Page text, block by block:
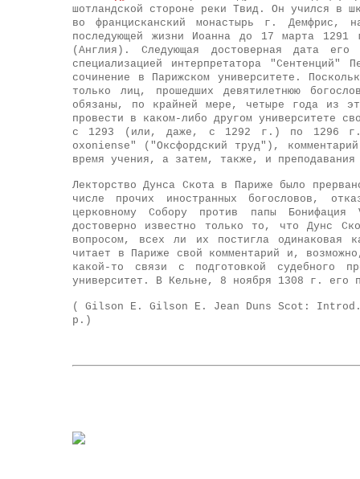
шотландской стороне реки Твид. Он учился в
во францисканский монастырь г.
последующей жизни Иоанна до 17 марта
(Англия). Следующая достоверная дата
специализацией интерпретатора
сочинение в Парижском университете.
только лиц, прошедших девятилетнюю
обязаны, по крайней мере, четыре года из
провести в каком-либо другом университете
с 1293 (или, даже, с 1292 г.) по 1296 г.
oxoniense" ("Оксфордский труд"),
время учения, а затем, также, и
Лекторство Дунса Скота в Париже было
числе прочих иностранных богословов,
церковному Собору против папы
достоверно известно только то, что Дунс
вопросом, всех ли их постигла
читает в Париже свой комментарий и,
какой-то связи с подготовкой судебного
университет. В Кельне, 8 ноября 1308 г. его
( Gilson E. Gilson E. Jean Duns Scot:
p.)